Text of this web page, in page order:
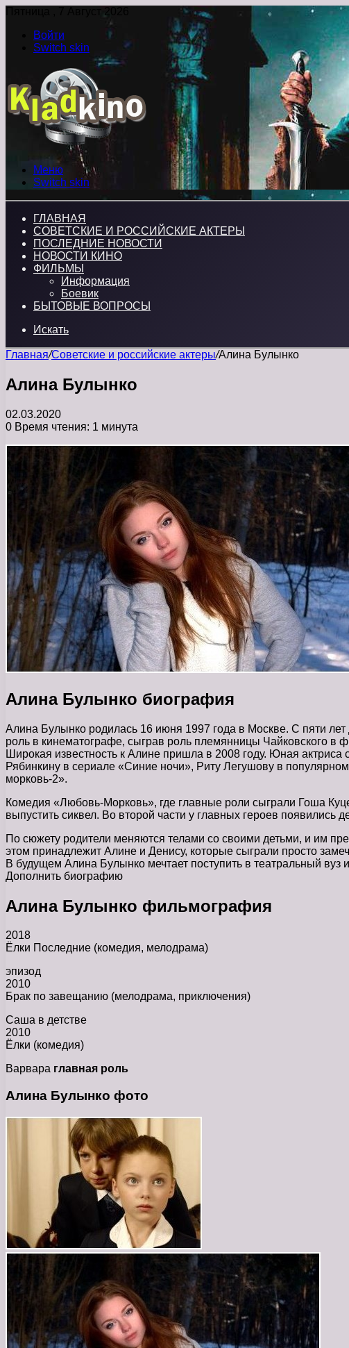
Пятница , 7 Август 2026
Войти
Switch skin
Меню
Switch skin
ГЛАВНАЯ
СОВЕТСКИЕ И РОССИЙСКИЕ АКТЕРЫ
ПОСЛЕДНИЕ НОВОСТИ
НОВОСТИ КИНО
ФИЛЬМЫ
Информация
Боевик
БЫТОВЫЕ ВОПРОСЫ
Искать
Главная/Советские и российские актеры/Алина Булынко
Алина Булынко
02.03.2020
0 Время чтения: 1 минута
Алина Булынко биография
Алина Булынко родилась 16 июня 1997 года в Москве. С пяти
роль в кинематографе, сыграв роль племянницы Чайковского
Широкая известность к Алине пришла в 2008 году. Юная
Рябинкину в сериале «Синие ночи», Риту Легушову в
морковь-2».
Комедия «Любовь-Морковь», где главные роли сыграли Гоша
выпустить сиквел. Во второй части у главных героев
По сюжету родители меняются телами со своими детьми, и им
этом принадлежит Алине и Денису, которые сыграли просто
В будущем Алина Булынко мечтает поступить в театральный вуз
Дополнить биографию
Алина Булынко фильмография
2018
Ёлки Последние (комедия, мелодрама)
эпизод
2010
Брак по завещанию (мелодрама, приключения)
Саша в детстве
2010
Ёлки (комедия)
Варвара главная роль
Алина Булынко фото